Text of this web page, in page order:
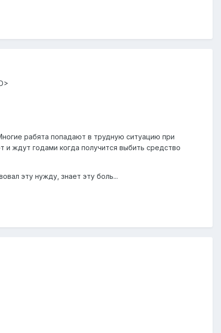
рабята попадают в трудную ситуацию при
и ждут годами когда получится выбить средство
эту нужду, знает эту боль...